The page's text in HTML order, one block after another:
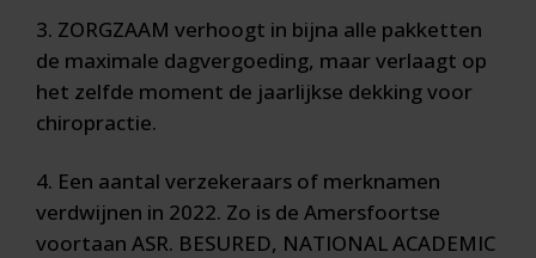
ZORGZAAM verhoogt in bijna alle pakketten
de maximale dagvergoeding, maar verlaagt op
het zelfde moment de jaarlijkse dekking voor
chiropractie.
Een aantal verzekeraars of merknamen
verdwijnen in 2022. Zo is de Amersfoortse
voortaan ASR. BESURED, NATIONAL ACADEMIC